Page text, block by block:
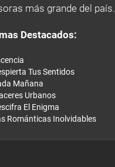
más grande del país.
Destacados:
Tus Sentidos
Mañana
Urbanos
El Enigma
Románticas Inolvidables